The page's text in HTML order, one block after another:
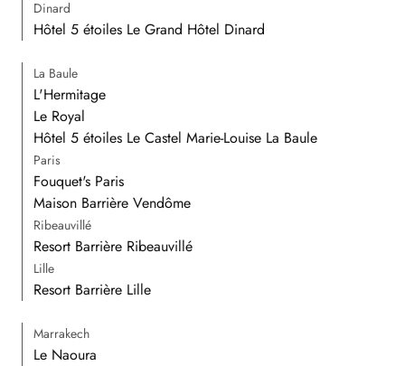
Dinard
Hôtel 5 étoiles Le Grand Hôtel Dinard
La Baule
L'Hermitage
Le Royal
Hôtel 5 étoiles Le Castel Marie-Louise La Baule
Paris
Fouquet's Paris
Maison Barrière Vendôme
Ribeauvillé
Resort Barrière Ribeauvillé
Lille
Resort Barrière Lille
Marrakech
Le Naoura